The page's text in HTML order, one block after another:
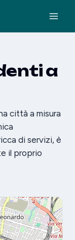
a
città a misura
di servizi, è
il proprio